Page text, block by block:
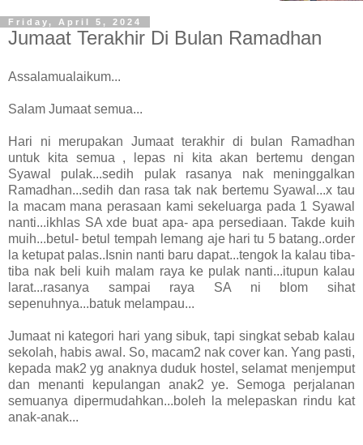
Friday, April 5, 2024
Jumaat Terakhir Di Bulan Ramadhan
Assalamualaikum...
Salam Jumaat semua...
Hari ni merupakan Jumaat terakhir di bulan Ramadhan
untuk kita semua , lepas ni kita akan bertemu dengan
Syawal pulak...sedih pulak rasanya nak meninggalkan
Ramadhan...sedih dan rasa tak nak bertemu Syawal...x tau
la macam mana perasaan kami sekeluarga pada 1 Syawal
nanti...ikhlas SA xde buat apa- apa persediaan. Takde kuih
muih...betul- betul tempah lemang aje hari tu 5 batang..order
la ketupat palas..Isnin nanti baru dapat...tengok la kalau tiba-
tiba nak beli kuih malam raya ke pulak nanti...itupun kalau
larat...rasanya sampai raya SA ni blom sihat
sepenuhnya...batuk melampau...
Jumaat ni kategori hari yang sibuk, tapi singkat sebab kalau
sekolah, habis awal. So, macam2 nak cover kan. Yang pasti,
kepada mak2 yg anaknya duduk hostel, selamat menjemput
dan menanti kepulangan anak2 ye. Semoga perjalanan
semuanya dipermudahkan...boleh la melepaskan rindu kat
anak-anak...